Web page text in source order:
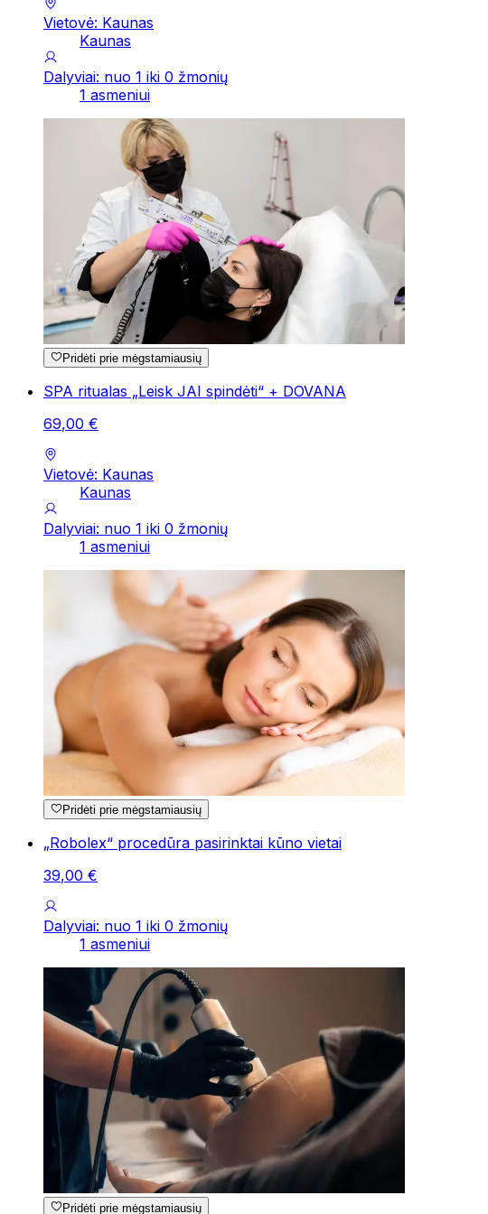
Vietovė: Kaunas
Kaunas
Dalyviai: nuo 1 iki 0 žmonių
1 asmeniui
Pridėti prie mėgstamiausių
SPA ritualas „Leisk JAI spindėti“ + DOVANA
69,00 €
Vietovė: Kaunas
Kaunas
Dalyviai: nuo 1 iki 0 žmonių
1 asmeniui
Pridėti prie mėgstamiausių
„Robolex“ procedūra pasirinktai kūno vietai
39,00 €
Dalyviai: nuo 1 iki 0 žmonių
1 asmeniui
Pridėti prie mėgstamiausių